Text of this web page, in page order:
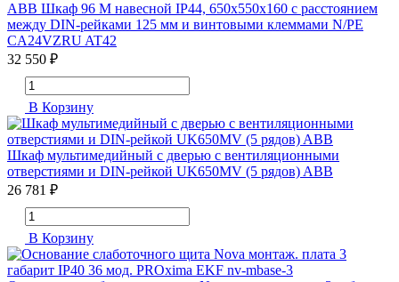
ABB Шкаф 96 М навесной IP44, 650x550x160 с расстоянием
между DIN-рейками 125 мм и винтовыми клеммами N/PE
CA24VZRU AT42
32 550 ₽
В Корзину
Шкаф мультимедийный с дверью с вентиляционными
отверстиями и DIN-рейкой UK650MV (5 рядов) ABB
26 781 ₽
В Корзину